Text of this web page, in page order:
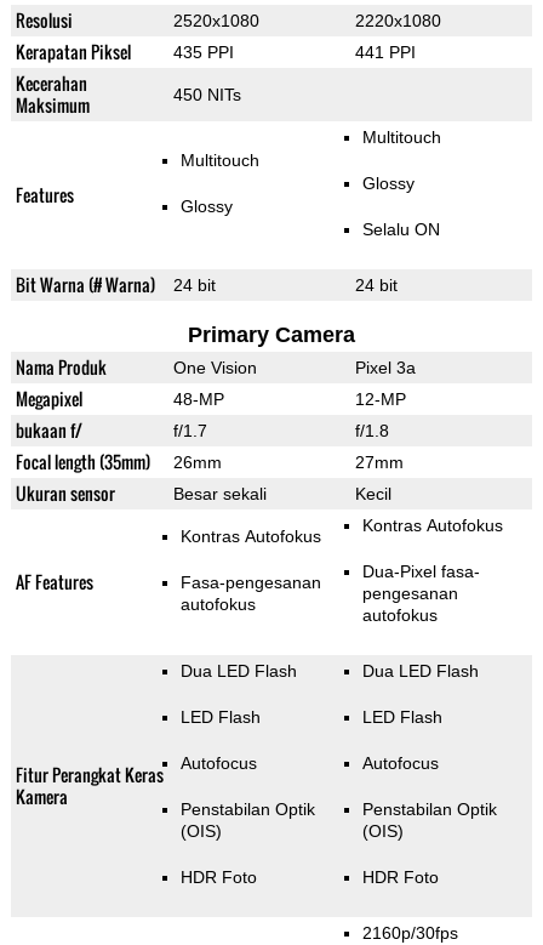
Resolusi
2520x1080 2220x1080
Kerapatan Piksel 435 PPI 441 PPI
Kecerahan
Maksimum
450 NITs
Features
Multitouch
Glossy
Multitouch
Glossy
Selalu ON
Bit Warna (# Warna) 24 bit 24 bit
Primary Camera
Nama Produk One Vision Pixel 3a
Megapixel 48-MP 12-MP
bukaan f/ f/1.7 f/1.8
Focal length (35mm) 26mm 27mm
Ukuran sensor Besar sekali Kecil
AF Features
Kontras Autofokus
Fasa-pengesanan
autofokus
Kontras Autofokus
Dua-Pixel fasa-
pengesanan
autofokus
Fitur Perangkat Keras
Kamera
Dua LED Flash
LED Flash
Autofocus
Penstabilan Optik
(OIS)
HDR Foto
Dua LED Flash
LED Flash
Autofocus
Penstabilan Optik
(OIS)
HDR Foto
2160p/30fps